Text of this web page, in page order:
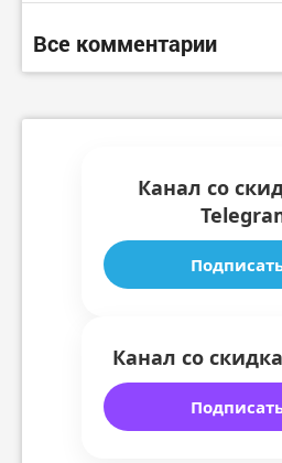
Все комментарии
Канал со
Канал со